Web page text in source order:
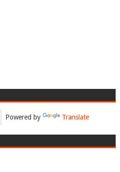
Powered by Translate